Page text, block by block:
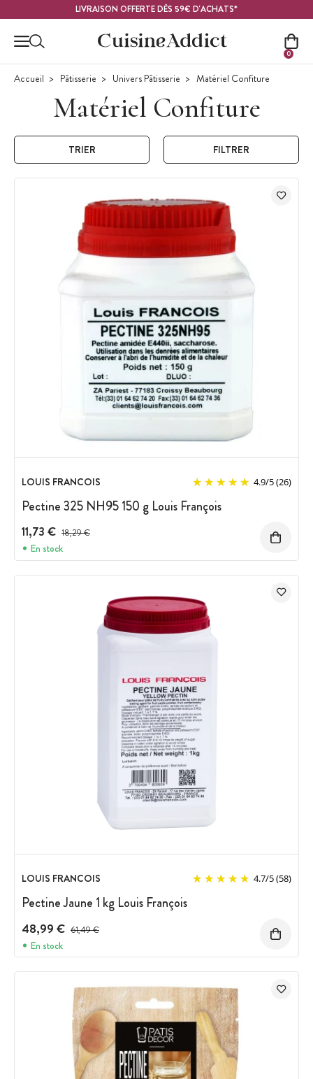
LIVRAISON OFFERTE DÈS 59€ D'ACHATS*
0
Accueil Pâtisserie Univers Pâtisserie Matériel Confiture
Matériel Confiture
TRIER FILTRER
LOUIS FRANCOIS 4.9/5(26)
Pectine 325 NH95 150 g Louis François
11,73 € Prix avant réduction :
18,29 €
En stock
LOUIS FRANCOIS 4.7/5(58)
Pectine Jaune 1 kg Louis François
48,99 € Prix avant réduction :
61,49 €
En stock